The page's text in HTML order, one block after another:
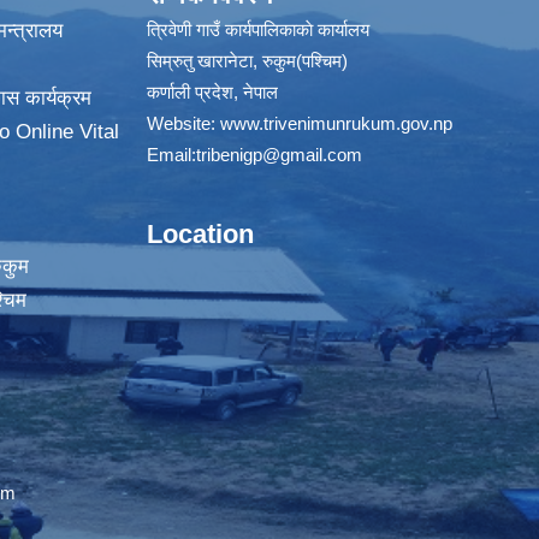
कार्यक्रम
Online Vital
त्रिवेणी गाउँ कार्यपालिकाकाे कार्यालय
सिम्रुतु खारानेटा, रुकुम(पश्‍चिम)
कर्णाली प्रदेश, नेपाल
Website: www.trivenimunrukum.gov.np
Email:tribenigp@gmail.com
Location